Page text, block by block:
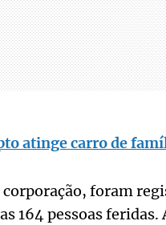
atinge carro de
corporação, foram
164 pessoas